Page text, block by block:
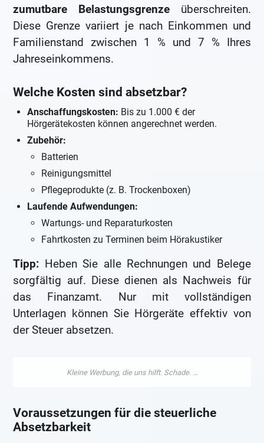
zumutbare Belastungsgrenze überschreiten.
Diese Grenze variiert je nach Einkommen und
Familienstand zwischen 1 % und 7 % Ihres
Jahreseinkommens.
Welche Kosten sind absetzbar?
Anschaffungskosten: Bis zu 1.000 € der
Hörgerätekosten können angerechnet werden.
Zubehör:
Batterien
Reinigungsmittel
Pflegeprodukte (z. B. Trockenboxen)
Laufende Aufwendungen:
Wartungs- und Reparaturkosten
Fahrtkosten zu Terminen beim Hörakustiker
Tipp: Heben Sie alle Rechnungen und Belege
sorgfältig auf. Diese dienen als Nachweis für
das Finanzamt. Nur mit vollständigen
Unterlagen können Sie Hörgeräte effektiv von
der Steuer absetzen.
Voraussetzungen für die steuerliche
Absetzbarkeit